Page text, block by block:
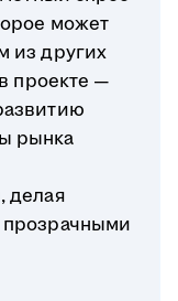
может
из других
проекте —
рынка
делая